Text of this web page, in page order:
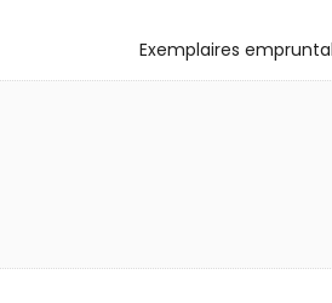
Exemplaires